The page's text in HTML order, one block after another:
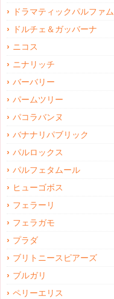
ドラマティックパルファム
ドルチェ＆ガッバーナ
ニコス
ニナリッチ
バーバリー
パームツリー
パコラバンヌ
バナナリパブリック
パルロックス
パルフェタムール
ヒューゴボス
フェラーリ
フェラガモ
プラダ
ブリトニースピアーズ
ブルガリ
ペリーエリス